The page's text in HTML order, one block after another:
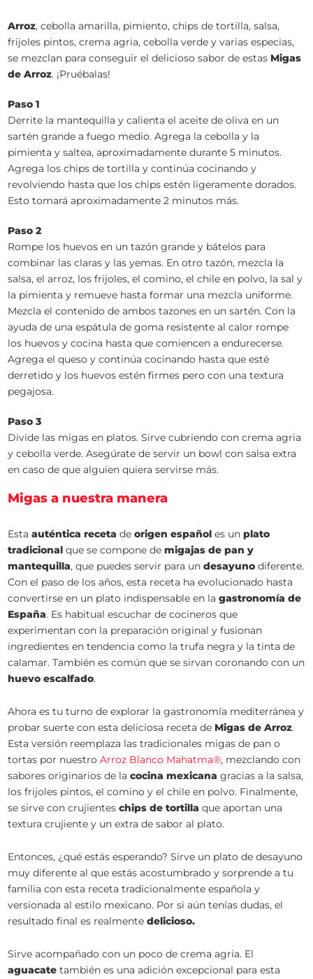
Arroz, cebolla amarilla, pimiento, chips de tortilla, salsa,
frijoles pintos, crema agria, cebolla verde y varias especias,
se mezclan para conseguir el delicioso sabor de estas Migas
de Arroz. ¡Pruébalas!
Paso 1
Derrite la mantequilla y calienta el aceite de oliva en un
sartén grande a fuego medio. Agrega la cebolla y la
pimienta y saltea, aproximadamente durante 5 minutos.
Agrega los chips de tortilla y continúa cocinando y
revolviendo hasta que los chips estén ligeramente dorados.
Esto tomará aproximadamente 2 minutos más.
Paso 2
Rompe los huevos en un tazón grande y bátelos para
combinar las claras y las yemas. En otro tazón, mezcla la
salsa, el arroz, los frijoles, el comino, el chile en polvo, la sal y
la pimienta y remueve hasta formar una mezcla uniforme.
Mezcla el contenido de ambos tazones en un sartén. Con la
ayuda de una espátula de goma resistente al calor rompe
los huevos y cocina hasta que comiencen a endurecerse.
Agrega el queso y continúa cocinando hasta que esté
derretido y los huevos estén firmes pero con una textura
pegajosa.
Paso 3
Divide las migas en platos. Sirve cubriendo con crema agria
y cebolla verde. Asegúrate de servir un bowl con salsa extra
en caso de que alguien quiera servirse más.
Migas a nuestra manera
Estaauténtica receta deorigen español es un plato
tradicional que se compone demigajas de pan y
mantequilla, que puedes servir para undesayuno diferente.
Con el paso de los años, esta receta ha evolucionado hasta
convertirse en un plato indispensable en lagastronomía de
España. Es habitual escuchar de cocineros que
experimentan con la preparación original y fusionan
ingredientes en tendencia como la trufa negra y la tinta de
calamar. También es común que se sirvan coronando con un
huevo escalfado.
Ahora es tu turno de explorar la gastronomía mediterránea y
probar suerte con esta deliciosa receta de Migas de Arroz.
Esta versión reemplaza las tradicionales migas de pan o
tortas por nuestroArroz Blanco Mahatma®, mezclando con
sabores originarios de lacocina mexicana gracias a la salsa,
los frijoles pintos, el comino y el chile en polvo. Finalmente,
se sirve con crujienteschips de tortilla que aportan una
textura crujiente y un extra de sabor al plato.
Entonces, ¿qué estás esperando? Sirve un plato de desayuno
muy diferente al que estás acostumbrado y sorprende a tu
familia con esta receta tradicionalmente española y
versionada al estilo mexicano. Por si aún tenías dudas, el
resultado final es realmentedelicioso.
Sirve acompañado con un poco de crema agria. El
aguacatetambién es una adición excepcional para esta